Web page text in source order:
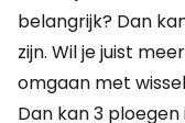
belangrijk? Dan
zijn. Wil je juist
omgaan met
Dan kan 3